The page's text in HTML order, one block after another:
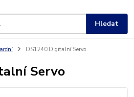
Hledat
DS1240 Digitalní Servo
Servo